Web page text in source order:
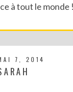
à tout le monde !
7, 2014